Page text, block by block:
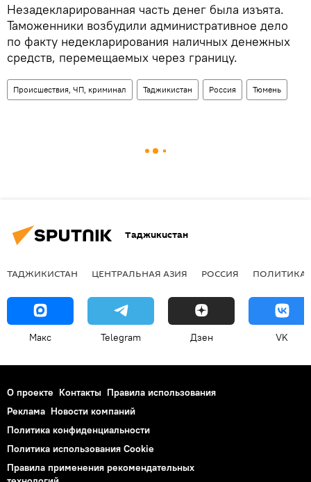
Незадекларированная часть денег была изъята.
Таможенники возбудили административное дело
по факту недекларирования наличных денежных
средств, перемещаемых через границу.
Происшествия, ЧП, криминал Таджикистан Россия Тюмень
Таджикистан
ТАДЖИКИСТАН ЦЕНТРАЛЬНАЯ АЗИЯ РОССИЯ ПОЛИТИКА
Макс Telegram Дзен VK
О проекте Контакты Правила использования
Реклама Новости компаний
Политика конфиденциальности
Политика использования Cookie
Правила применения рекомендательных